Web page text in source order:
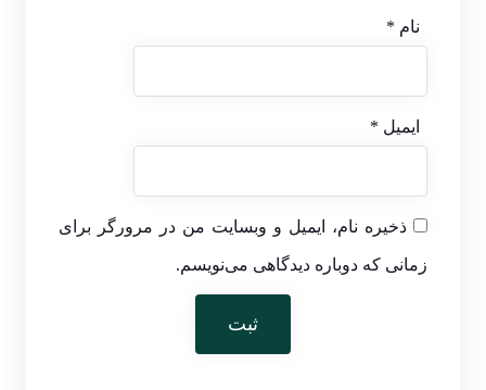
نام *
ایمیل *
ذخیره نام، ایمیل و وبسایت من در مرورگر برای
زمانی که دوباره دیدگاهی می‌نویسم.